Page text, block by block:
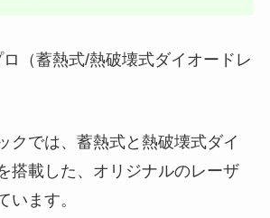
（蓄熱式/熱破壊式ダイオードレ
クでは、蓄熱式と熱破壊式ダイ
搭載した、オリジナルのレーザ
います。